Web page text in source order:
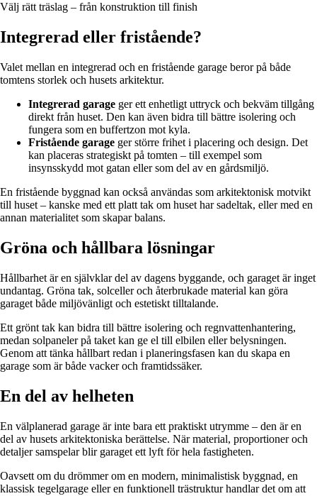
Välj rätt träslag – från konstruktion till finish
Integrerad eller fristående?
Valet mellan en integrerad och en fristående garage beror på både
tomtens storlek och husets arkitektur.
Integrerad garage ger ett enhetligt uttryck och bekväm tillgång
direkt från huset. Den kan även bidra till bättre isolering och
fungera som en buffertzon mot kyla.
Fristående garage ger större frihet i placering och design. Det
kan placeras strategiskt på tomten – till exempel som
insynsskydd mot gatan eller som del av en gårdsmiljö.
En fristående byggnad kan också användas som arkitektonisk motvikt
till huset – kanske med ett platt tak om huset har sadeltak, eller med en
annan materialitet som skapar balans.
Gröna och hållbara lösningar
Hållbarhet är en självklar del av dagens byggande, och garaget är inget
undantag. Gröna tak, solceller och återbrukade material kan göra
garaget både miljövänligt och estetiskt tilltalande.
Ett grönt tak kan bidra till bättre isolering och regnvattenhantering,
medan solpaneler på taket kan ge el till elbilen eller belysningen.
Genom att tänka hållbart redan i planeringsfasen kan du skapa en
garage som är både vacker och framtidssäker.
En del av helheten
En välplanerad garage är inte bara ett praktiskt utrymme – den är en
del av husets arkitektoniska berättelse. När material, proportioner och
detaljer samspelar blir garaget ett lyft för hela fastigheten.
Oavsett om du drömmer om en modern, minimalistisk byggnad, en
klassisk tegelgarage eller en funktionell trästruktur handlar det om att